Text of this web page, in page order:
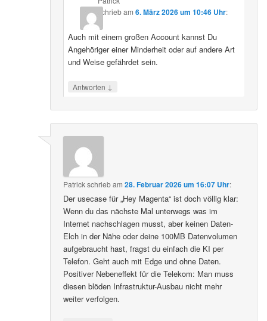
schriebam 6. März 2026 um 10:46 Uhr:
Auch mit einem großen Account kannst Du
Angehöriger einer Minderheit oder auf andere Art
und Weise gefährdet sein.
Antworten ↓
Patrickschriebam28. Februar 2026 um 16:07 Uhr:
Der usecase für „Hey Magenta“ ist doch völlig klar:
Wenn du das nächste Mal unterwegs was im
Internet nachschlagen musst, aber keinen Daten-
Elch in der Nähe oder deine 100MB Datenvolumen
aufgebraucht hast, fragst du einfach die KI per
Telefon. Geht auch mit Edge und ohne Daten.
Positiver Nebeneffekt für die Telekom: Man muss
diesen blöden Infrastruktur-Ausbau nicht mehr
weiter verfolgen.